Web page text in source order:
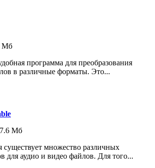
Мб
программа для преобразования
в различные форматы. Это...
Мб
существует множество различных
для аудио и видео файлов. Для того...